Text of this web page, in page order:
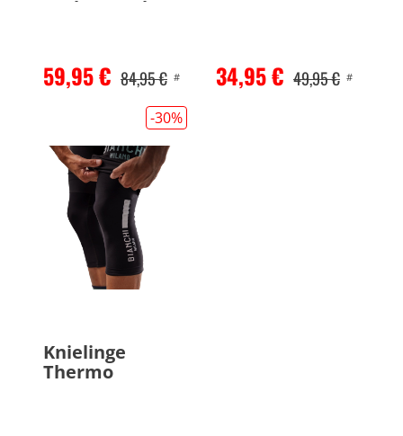
Tech Gravel
59,95 € 84,95 € # 34,95 € 49,95 € #
-30%
Knielinge
Thermo